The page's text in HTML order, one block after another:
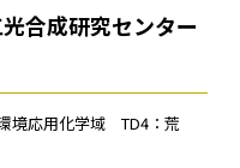
合成研究センター
境応用化学域 TD4：荒